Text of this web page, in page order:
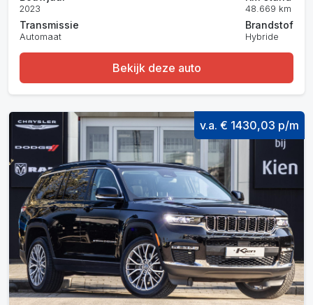
2023
Transmissie
Automaat
48.669 km
Brandstof
Hybride
Bekijk deze auto
v.a. € 1430,03 p/m